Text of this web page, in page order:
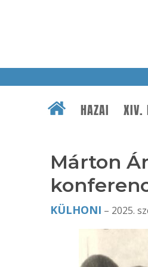
HAZAI XIV.
Márton
KÜLHONI – 2025.